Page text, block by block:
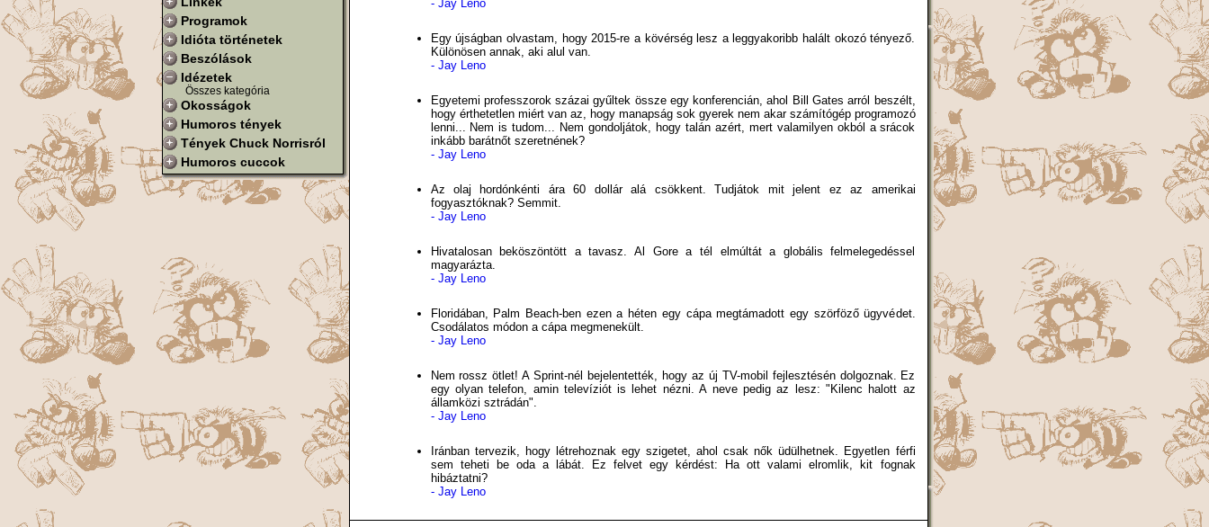
Programok
Idióta történetek
Beszólások
Idézetek
Összes kategória
Okosságok
Humoros tények
Tények Chuck Norrisról
Humoros cuccok
- Jay Leno
Egy újságban olvastam, hogy 2015-re a kövérség lesz a leggyakoribb halált okozó tényező.
Különösen annak, aki alul van.
- Jay Leno
Egyetemi professzorok százai gyűltek össze egy konferencián, ahol Bill Gates arról beszélt,
hogy érthetetlen miért van az, hogy manapság sok gyerek nem akar számítógép programozó
lenni... Nem is tudom... Nem gondoljátok, hogy talán azért, mert valamilyen okból a srácok
inkább barátnőt szeretnének?
- Jay Leno
Az olaj hordónkénti ára 60 dollár alá csökkent. Tudjátok mit jelent ez az amerikai
fogyasztóknak? Semmit.
- Jay Leno
Hivatalosan beköszöntött a tavasz. Al Gore a tél elmúltát a globális felmelegedéssel
magyarázta.
- Jay Leno
Floridában, Palm Beach-ben ezen a héten egy cápa megtámadott egy szörföző ügyvédet.
Csodálatos módon a cápa megmenekült.
- Jay Leno
Nem rossz ötlet! A Sprint-nél bejelentették, hogy az új TV-mobil fejlesztésén dolgoznak. Ez
egy olyan telefon, amin televíziót is lehet nézni. A neve pedig az lesz: "Kilenc halott az
államközi sztrádán".
- Jay Leno
Iránban tervezik, hogy létrehoznak egy szigetet, ahol csak nők üdülhetnek. Egyetlen férfi
sem teheti be oda a lábát. Ez felvet egy kérdést: Ha ott valami elromlik, kit fognak
hibáztatni?
- Jay Leno